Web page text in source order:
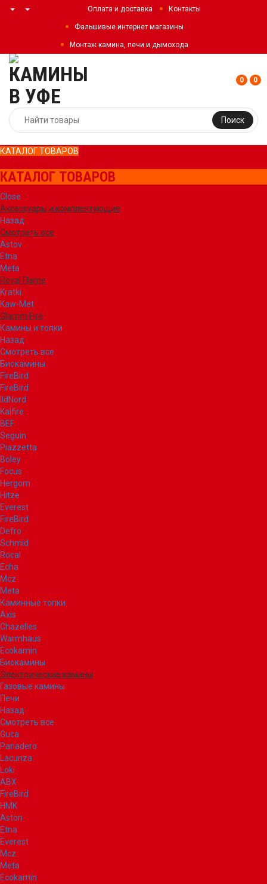
Оплата и доставка Контакты
Фальшивые интернет магазины
Монтаж камина, печи и дымохода
Поиск
0 0
КАТАЛОГ ТОВАРОВ
КАТАЛОГ ТОВАРОВ
Close
Аксессуары и комплектующие
Назад
Смотреть все
Astov
Etna
Meta
Royal Flame
Kratki
Kaw-Met
Glamm Fire
Камины и топки
Назад
Смотреть все
Биокамины
FireBird
FireBird
IldNord
Kalfire
BEF
Seguin
Piazzetta
Boley
Focus
Hergom
Hitze
Everest
FireBird
Defro
Schmid
Rocal
Echa
Mcz
Meta
Каминные топки
Axis
Chazelles
Warmhaus
Ecokamin
Биокамины
Электрические камины
Газовые камины
Печи
Назад
Смотреть все
Guca
Panadero
Lacunza
Loki
ABX
FireBird
НМК
Aston
Etna
Everest
Mcz
Meta
Ecokamin